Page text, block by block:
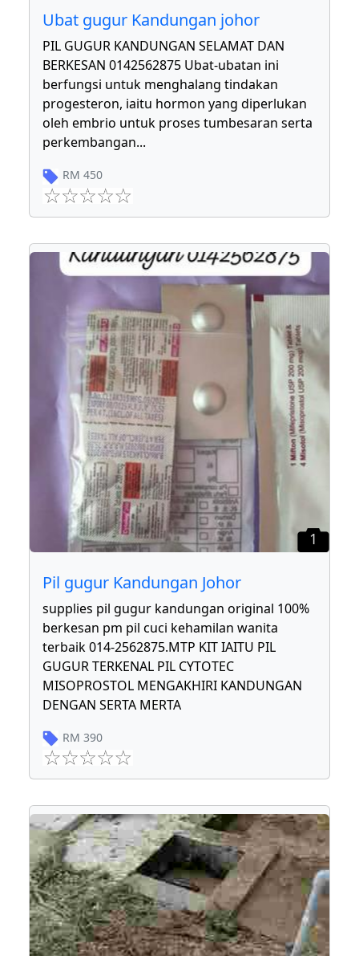
Ubat gugur Kandungan johor
PIL GUGUR KANDUNGAN SELAMAT DAN
BERKESAN 0142562875 Ubat-ubatan ini
berfungsi untuk menghalang tindakan
progesteron, iaitu hormon yang diperlukan
oleh embrio untuk proses tumbesaran serta
perkembangan...
RM 450
1
Pil gugur Kandungan Johor
supplies pil gugur kandungan original 100%
berkesan pm pil cuci kehamilan wanita
terbaik 014-2562875.MTP KIT IAITU PIL
GUGUR TERKENAL PIL CYTOTEC
MISOPROSTOL MENGAKHIRI KANDUNGAN
DENGAN SERTA MERTA
RM 390